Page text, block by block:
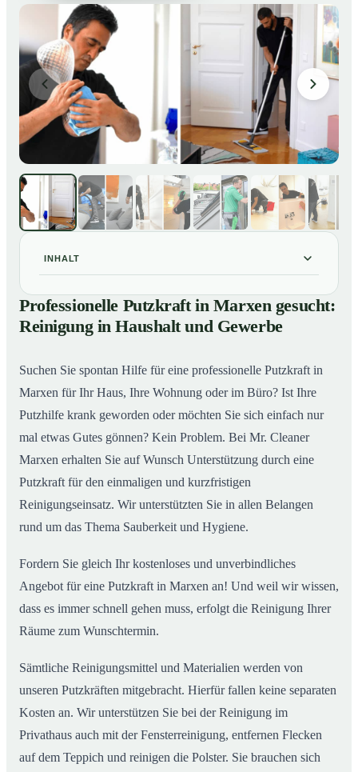
INHALT
01 Professionelle Putzkraft in Marxen gesucht: Reinigung
in Haushalt und Gewerbe
So einfach buchen Sie eine Putzkraft in Marxen
Professionelle Putzkraft in Marxen gesucht:
Reinigung in Haushalt und Gewerbe
Suchen Sie spontan Hilfe für eine professionelle Putzkraft in
Marxen für Ihr Haus, Ihre Wohnung oder im Büro? Ist Ihre
Putzhilfe krank geworden oder möchten Sie sich einfach nur
mal etwas Gutes gönnen? Kein Problem. Bei Mr. Cleaner
Marxen erhalten Sie auf Wunsch Unterstützung durch eine
Putzkraft für den einmaligen und kurzfristigen
Reinigungseinsatz. Wir unterstützten Sie in allen Belangen
rund um das Thema Sauberkeit und Hygiene.
Fordern Sie gleich Ihr kostenloses und unverbindliches
Angebot für eine Putzkraft in Marxen an! Und weil wir wissen,
dass es immer schnell gehen muss, erfolgt die Reinigung Ihrer
Räume zum Wunschtermin.
Sämtliche Reinigungsmittel und Materialien werden von
unseren Putzkräften mitgebracht. Hierfür fallen keine separaten
Kosten an. Wir unterstützen Sie bei der Reinigung im
Privathaus auch mit der Fensterreinigung, entfernen Flecken
auf dem Teppich und reinigen die Polster. Sie brauchen sich